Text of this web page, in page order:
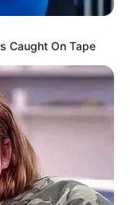
Caught On Tape